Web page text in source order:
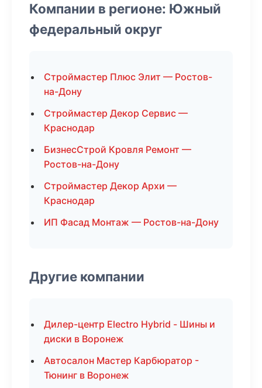
Компании в регионе: Южный
федеральный округ
Строймастер Плюс Элит — Ростов-
на-Дону
Строймастер Декор Сервис —
Краснодар
БизнесСтрой Кровля Ремонт —
Ростов-на-Дону
Строймастер Декор Архи —
Краснодар
ИП Фасад Монтаж — Ростов-на-Дону
Другие компании
Дилер-центр Electro Hybrid - Шины и
диски в Воронеж
Автосалон Мастер Карбюратор -
Тюнинг в Воронеж